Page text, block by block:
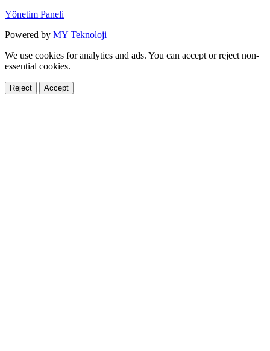
Yönetim Paneli
Powered by MY Teknoloji
We use cookies for analytics and ads. You can accept or reject non-
essential cookies.
Reject Accept